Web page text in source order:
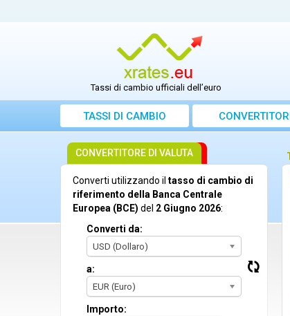
Tassi di cambio ufficiali dell’euro
TASSI DI CAMBIO
CONVERTITORE DI VALUTA
Converti utilizzando il tasso di cambio di
riferimento della Banca Centrale
Europea (BCE) del 2 Giugno 2026:
Converti da:
USD (Dollaro)
a:
EUR (Euro)
Importo: